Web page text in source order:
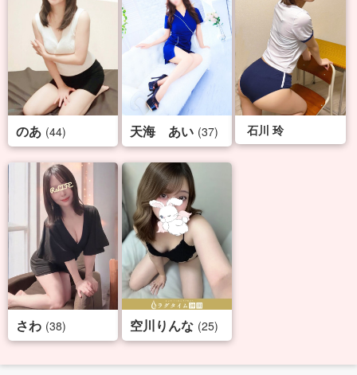
のあ (44) 天海 あい (37) 石川 玲
さわ (38) 空川りんな (25)